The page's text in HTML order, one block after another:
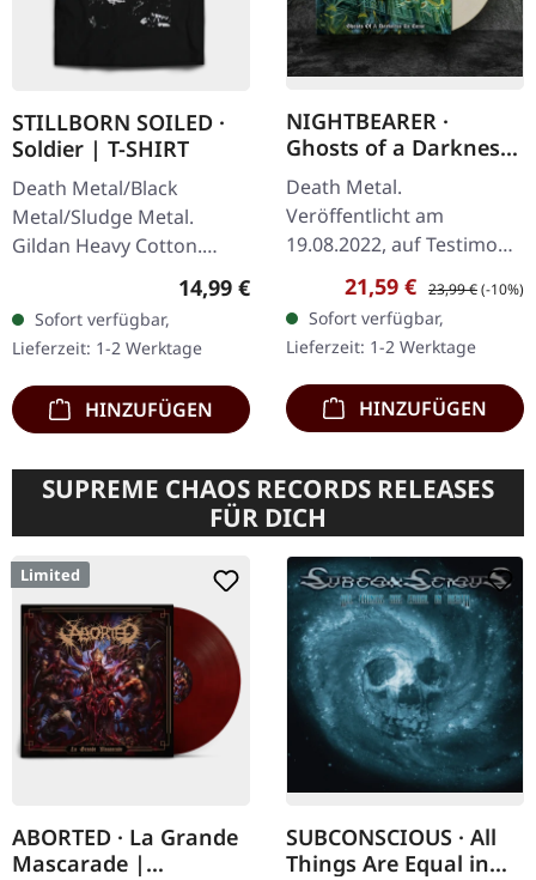
STILLBORN SOILED ·
Soldier | T-SHIRT
Death Metal/Black
Metal/Sludge Metal.
Gildan Heavy Cotton.
Regulärer Preis:
14,99 €
Sofort verfügbar,
Lieferzeit: 1-2 Werktage
HINZUFÜGEN
NIGHTBEARER ·
Ghosts of a Darkness
to Come |
CLEAR/WHITE LP
Death Metal.
Veröffentlicht am
19.08.2022, auf Testimony
Records. Transparent
weißes Vinyl. 'Ghosts of a
Darkness to Come' von
Nightbearer bietet…
Verkaufspreis:
21,59 € Regulärer Preis:
23,99 €(-10%)
Sofort verfügbar,
Lieferzeit: 1-2 Werktage
HINZUFÜGEN
SUPREME CHAOS RECORDS RELEASES
FÜR DICH
Limited
ABORTED · La Grande
Mascarade |
SUBCONSCIOUS · All
Things Are Equal in